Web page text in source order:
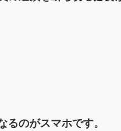
のがスマホです。